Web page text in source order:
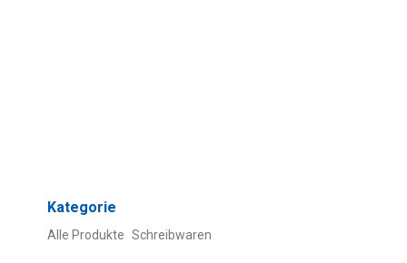
Kategorie
Alle Produkte Schreibwaren